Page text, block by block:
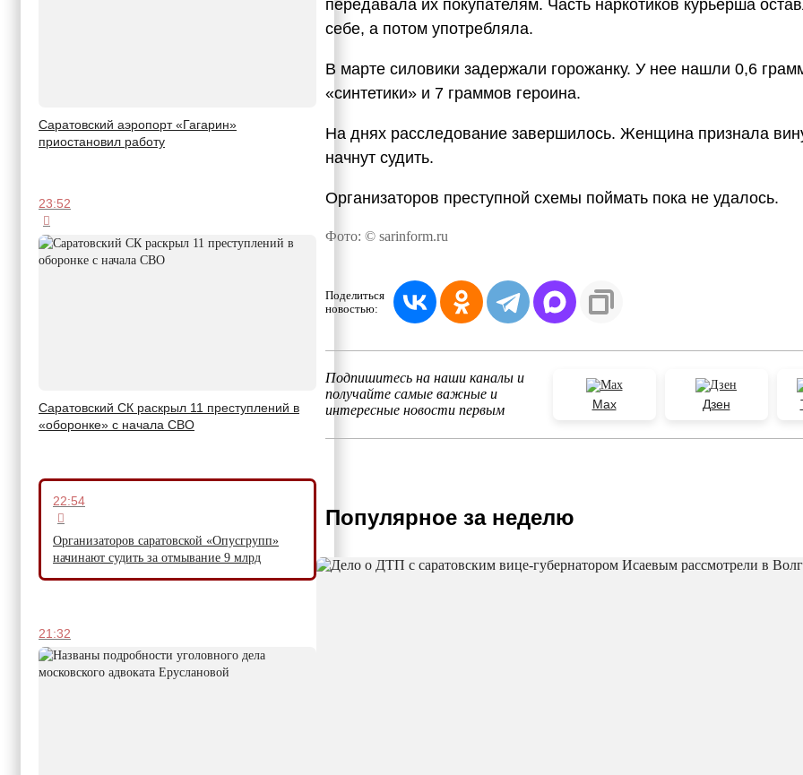
Саратовский аэропорт «Гагарин»
приостановил работу
23:52
Саратовский СК раскрыл 11 преступлений в
«оборонке» с начала СВО
22:54
Организаторов саратовской «Опусгрупп»
начинают судить за отмывание 9 млрд
21:32
передавала их покупателям. Часть наркотиков курьерша
себе, а потом употребляла.
В марте силовики задержали горожанку. У нее нашли 0,6
«синтетики» и 7 граммов героина.
На днях расследование завершилось. Женщина признала
начнут судить.
Организаторов преступной схемы поймать пока не удалось.
Фото: © sarinform.ru
Поделиться
новостью:
Подпишитесь на наши каналы и
получайте самые важные и
интересные новости первым
Max Дзен
Популярное за неделю